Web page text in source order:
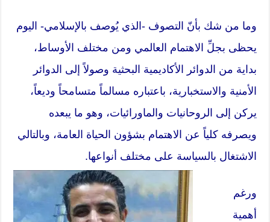
وما من شك بأنّ التصوف -الذي يُوصف بالإسلامي- اليوم
يحظى بجلِّ الاهتمام العالمي ومن مختلف الأوساط،
بداية من الدوائر الأكاديمية البحثية وصولاً إلى الدوائر
الأمنية والاستخبارية، باعتباره مسالماً متسامحاً وديعاً،
يركن إلى الروحانيات والماورائيات، وهو ما يبعده
ويصرفه كلياً عن الاهتمام بشؤون الحياة العامة، وبالتالي
الاشتغال بالسياسة على مختلف أنواعها.
ورغم
أهمية